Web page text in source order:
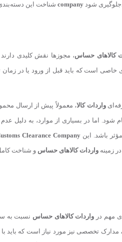
شناخت این company
کالاهای حساس، مجوزها نقش کلیدی
خاصی است که باید قبل از ورود یا در
واردات کالا، معمولاً پیش از ارسال
Clearance Company
زمینهواردات کالاهای حساس و شناخت
مهم در واردات کالاهای حساس نسبت به
مدارک تخصصی نیز مورد نیاز است که باید با